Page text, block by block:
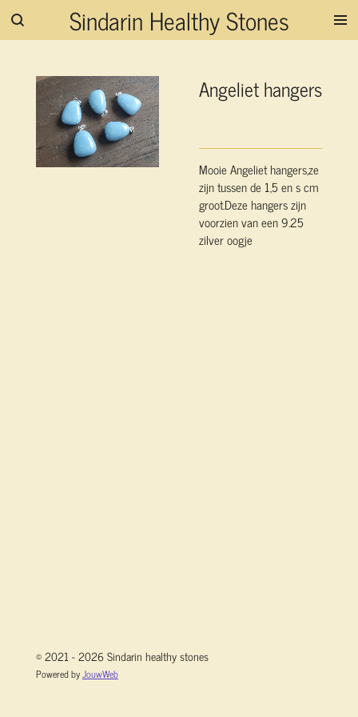
Ga
hoofdinhoud
Sindarin Healthy Stones
Angeliet hangers
Mooie Angeliet hangers,ze
zijn tussen de 1,5 en s cm
groot.Deze hangers zijn
voorzien van een 9.25
zilver oogje
© 2021 - 2026 Sindarin healthy stones
Powered byJouwWeb